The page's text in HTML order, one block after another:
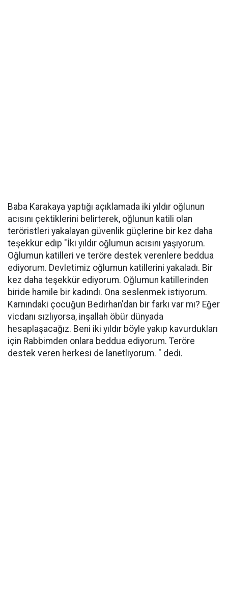
Baba Karakaya yaptığı açıklamada iki yıldır oğlunun
acısını çektiklerini belirterek, oğlunun katili olan
teröristleri yakalayan güvenlik güçlerine bir kez daha
teşekkür edip "İki yıldır oğlumun acısını yaşıyorum.
Oğlumun katilleri ve teröre destek verenlere beddua
ediyorum. Devletimiz oğlumun katillerini yakaladı. Bir
kez daha teşekkür ediyorum. Oğlumun katillerinden
biride hamile bir kadındı. Ona seslenmek istiyorum.
Karnındaki çocuğun Bedirhan'dan bir farkı var mı? Eğer
vicdanı sızlıyorsa, inşallah öbür dünyada
hesaplaşacağız. Beni iki yıldır böyle yakıp kavurdukları
için Rabbimden onlara beddua ediyorum. Teröre
destek veren herkesi de lanetliyorum. " dedi.